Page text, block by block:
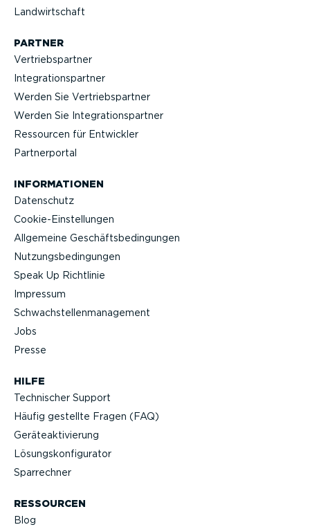
Landwirt­schaft
HILFE
Technischer Support
Häufig gestellte Fragen (FAQ)
Geräteak­ti­vierung
Lösungs­kon­fi­gu­rator
Sparrechner
RESSOURCEN
Blog
PARTNER
Vertriebs­partner
Integra­ti­ons­partner
Werden Sie Vertriebs­partner
Werden Sie Integra­ti­ons­partner
Ressourcen für Entwickler
Partner­portal
INFOR­MA­TIONEN
Datenschutz
Cookie-Ein­stel­lungen
Allgemeine Geschäfts­be­din­gungen
Nutzungs­be­din­gungen
Speak Up Richtlinie
Impressum
Schwach­stel­len­ma­nagement
Jobs
Presse